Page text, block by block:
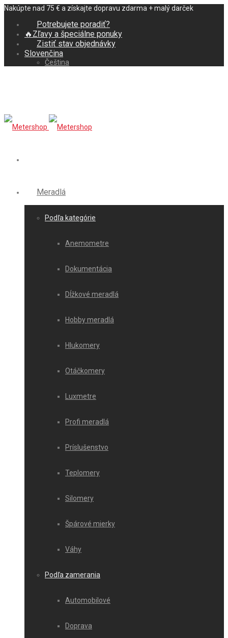
Nakúpte nad 75 € a získajte dopravu zdarma + malý darček
Potrebujete poradiť?
🔥Zľavy a špeciálne ponuky
Zistiť stav objednávky
Slovenčina
Čeština
Meradlá
Podľa kategórie
Anemometre
Dokumentácia
Dĺžkové meradlá
Hobby meradlá
Hlukomery
Otáčkomery
Luxmetre
Profi meradlá
Príslušenstvo
Teplomery
Silomery
Špárové mierky
Váhy
Podľa zamerania
Automobilové
Doprava